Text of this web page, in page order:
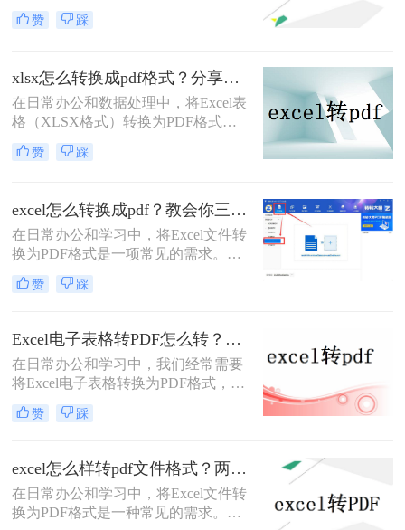
享、存档或打印。那么excel怎么转成
pdf格式呢？本文将详细介绍三种将
赞 踩
xlsx怎么转换成pdf格式？分享三种高效转换方法！
在日常办公和数据处理中，将Excel表
格（XLSX格式）转换为PDF格式已
成为一项常见的任务。PDF格式具有
跨平台兼容性、格式稳定性和安全性
打印等方面具有显著优势。那么xlsx
怎么转换成pdf格式呢？本文将介绍三
种将XLSX转换成PDF的方法。
赞 踩
excel怎么转换成pdf？教会你三个实用方法！
在日常办公和学习中，将Excel文件转
换为PDF格式是一项常见的需求。
PDF格式因其良好的兼容性和不可编
辑性，使得文件分享和打印变得更加
文将介绍三种Excel转换成PDF的方
法。
赞 踩
Excel电子表格转PDF怎么转？推荐这四种方法给大家！
​在日常办公和学习中，我们经常需要
将Excel电子表格转换为PDF格式，以
便于在不改变格式的前提下进行分
享、打印或存档。那么Excel电子表格
种将Excel电子表格转换为PDF的方
法，并给出具体的操作步骤和注意事
项。
赞 踩
excel怎么样转pdf文件格式？两分钟教会你三种方法
在日常办公和学习中，将Excel文件转
换为PDF格式是一种常见的需求。